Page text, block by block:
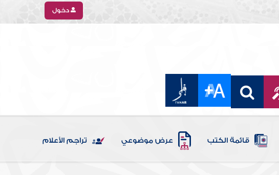
دخول
قائمة الكتب عرض موضوعي تراجم الأعلام